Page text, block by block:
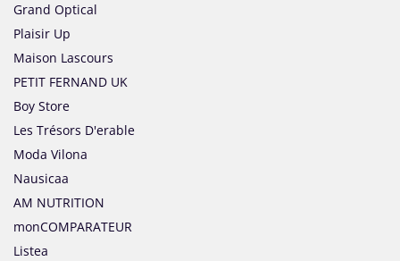
Grand Optical
Plaisir Up
Maison Lascours
PETIT FERNAND UK
Boy Store
Les Trésors D'erable
Moda Vilona
Nausicaa
AM NUTRITION
monCOMPARATEUR
Listea